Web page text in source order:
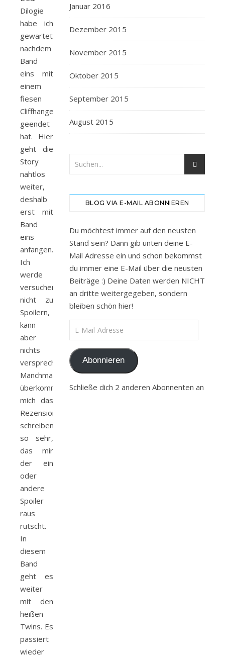
Dilogie
habe ich
gewartet,
nachdem
Band
eins mit
einem
fiesen
Cliffhanger
geendet
hat. Hier
geht die
Story
nahtlos
weiter,
deshalb
erst mit
Band
eins
anfangen.
Ich
werde
versuchen
nicht zu
Spoilern,
kann
aber
nichts
versprechen.
Manchmal
überkommt
mich das
Rezension
schreiben
so sehr,
das mir
der ein
oder
andere
Spoiler
raus
rutscht.
In
diesem
Band
geht es
weiter
mit den
heißen
Twins. Es
passiert
wieder
Januar 2016
Dezember 2015
November 2015
Oktober 2015
September 2015
August 2015
BLOG VIA E-MAIL ABONNIEREN
Du möchtest immer auf den neusten
Stand sein? Dann gib unten deine E-
Mail Adresse ein und schon bekommst
du immer eine E-Mail über die neusten
Beiträge :) Deine Daten werden NICHT
an dritte weitergegeben, sondern
bleiben schön hier!
E-Mail-Adresse
Abonnieren
Schließe dich 2 anderen Abonnenten an